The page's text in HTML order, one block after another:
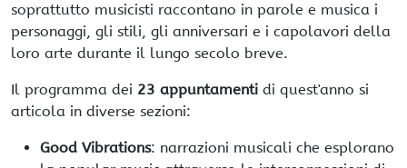
soprattutto musicisti raccontano in parole e musica i
personaggi, gli stili, gli anniversari e i capolavori della
loro arte durante il lungo secolo breve.
Il programma dei 23 appuntamenti di quest'anno si
articola in diverse sezioni:
Good Vibrations: narrazioni musicali che esplorano